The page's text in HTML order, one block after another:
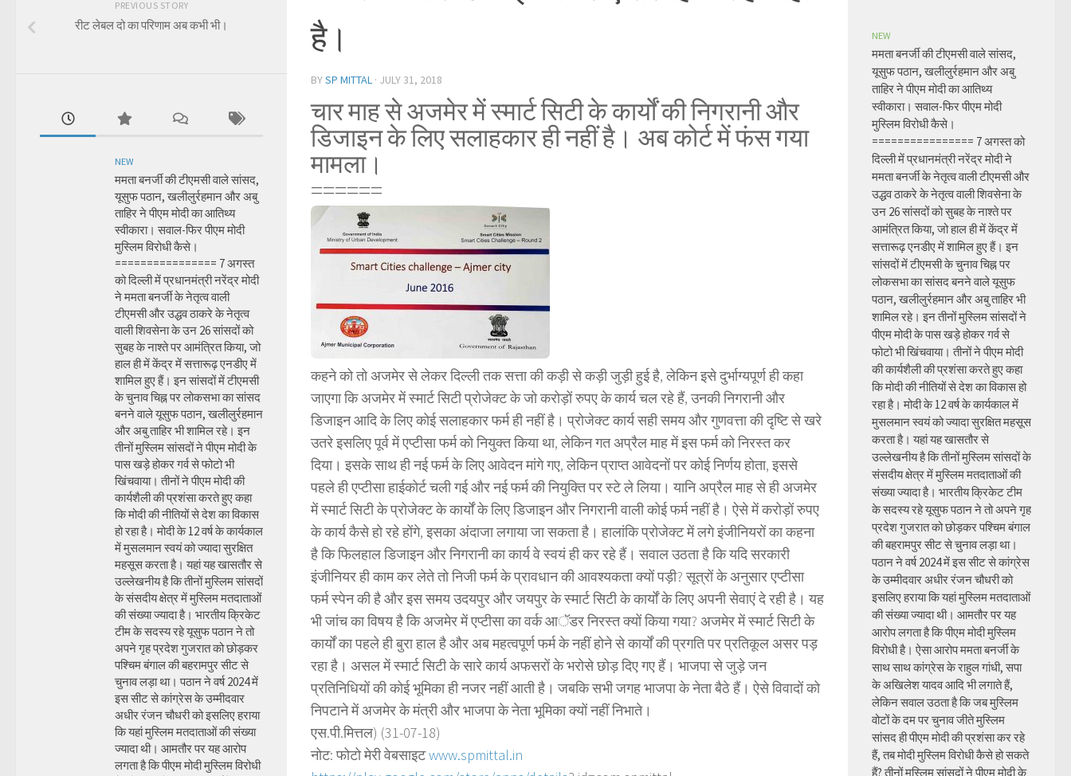
है।
BYSP MITTAL · JULY 31, 2018
चार माह से अजमेर में स्मार्ट सिटी के कार्यों की निगरानी और
डिजाइन के लिए सलाहकार ही नहीं है। अब कोर्ट में फंस गया
मामला।
======
कहने को तो अजमेर से लेकर दिल्ली तक सत्ता की कड़ी से कड़ी जुड़ी हुई है, लेकिन इसे दुर्भाग्यपूर्ण ही कहा
जाएगा कि अजमेर में स्मार्ट सिटी प्रोजेक्ट के जो करोड़ों रुपए के कार्य चल रहे हैं, उनकी निगरानी और
डिजाइन आदि के लिए कोई सलाहकार फर्म ही नहीं है। प्रोजेक्ट कार्य सही समय और गुणवत्ता की दृष्टि से खरे
उतरे इसलिए पूर्व में एप्टीसा फर्म को नियुक्त किया था, लेकिन गत अप्रैल माह में इस फर्म को निरस्त कर
दिया। इसके साथ ही नई फर्म के लिए आवेदन मांगे गए, लेकिन प्राप्त आवेदनों पर कोई निर्णय होता, इससे
पहले ही एप्टीसा हाईकोर्ट चली गई और नई फर्म की नियुक्ति पर स्टे ले लिया। यानि अप्रैल माह से ही अजमेर
में स्मार्ट सिटी के प्रोजेक्ट के कार्यों के लिए डिजाइन और निगरानी वाली कोई फर्म नहीं है। ऐसे में करोड़ों रुपए
के कार्य कैसे हो रहे होंगे, इसका अंदाजा लगाया जा सकता है। हालांकि प्रोजेक्ट में लगे इंजीनियरों का कहना
है कि फिलहाल डिजाइन और निगरानी का कार्य वे स्वयं ही कर रहे हैं। सवाल उठता है कि यदि सरकारी
इंजीनियर ही काम कर लेते तो निजी फर्म के प्रावधान की आवश्यकता क्यों पड़ी? सूत्रों के अनुसार एप्टीसा
फर्म स्पेन की है और इस समय उदयपुर और जयपुर के स्मार्ट सिटी के कार्यों के लिए अपनी सेवाएं दे रही है। यह
भी जांच का विषय है कि अजमेर में एप्टीसा का वर्क आॅडर निरस्त क्यों किया गया? अजमेर में स्मार्ट सिटी के
कार्यों का पहले ही बुरा हाल है और अब महत्वपूर्ण फर्म के नहीं होने से कार्यों की प्रगति पर प्रतिकूल असर पड़
रहा है। असल में स्मार्ट सिटी के सारे कार्य अफसरों के भरोसे छोड़ दिए गए हैं। भाजपा से जुड़े जन
प्रतिनिधियों की कोई भूमिका ही नजर नहीं आती है। जबकि सभी जगह भाजपा के नेता बैठे हैं। ऐसे विवादों को
निपटाने में अजमेर के मंत्री और भाजपा के नेता भूमिका क्यों नहीं निभाते।
एस.पी.मित्तल) (31-07-18)
नोट: फोटो मेरी वेबसाइटwww.spmittal.in
PREVIOUS STORY
रीट लेबल दो का परिणाम अब कभी भी।
NEW
ममता बनर्जी की टीएमसी वाले सांसद,
यूसुफ पठान, खलीलुर्रहमान और अबु
ताहिर ने पीएम मोदी का आतिथ्य
स्वीकारा। सवाल-फिर पीएम मोदी
मुस्लिम विरोधी कैसे।
================ 7 अगस्त
को दिल्ली में प्रधानमंत्री नरेंद्र मोदी
ने ममता बनर्जी के नेतृत्व वाली
टीएमसी और उद्धव ठाकरे के नेतृत्व
वाली शिवसेना के उन 26 सांसदों को
सुबह के नाश्ते पर आमंत्रित किया, जो
हाल ही में केंद्र में सत्तारूढ़ एनडीए में
शामिल हुए हैं। इन सांसदों में टीएमसी
के चुनाव चिह्न पर लोकसभा का सांसद
बनने वाले यूसुफ पठान, खलीलुर्रहमान
और अबु ताहिर भी शामिल रहे। इन
तीनों मुस्लिम सांसदों ने पीएम मोदी के
पास खड़े होकर गर्व से फोटो भी
खिंचवाया। तीनों ने पीएम मोदी की
कार्यशैली की प्रशंसा करते हुए कहा
कि मोदी की नीतियों से देश का विकास
हो रहा है। मोदी के 12 वर्ष के कार्यकाल
में मुसलमान स्वयं को ज्यादा सुरक्षित
महसूस करता है। यहां यह खासतौर से
उल्लेखनीय है कि तीनों मुस्लिम सांसदों
के संसदीय क्षेत्र में मुस्लिम मतदाताओं
की संख्या ज्यादा है। भारतीय क्रिकेट
टीम के सदस्य रहे यूसुफ पठान ने तो
अपने गृह प्रदेश गुजरात को छोड़कर
पश्चिम बंगाल की बहरामपुर सीट से
चुनाव लड़ा था। पठान ने वर्ष 2024 में
इस सीट से कांग्रेस के उम्मीदवार
अधीर रंजन चौधरी को इसलिए हराया
कि यहां मुस्लिम मतदाताओं की संख्या
ज्यादा थी। आमतौर पर यह आरोप
लगता है कि पीएम मोदी मुस्लिम विरोधी
NEW
ममता बनर्जी की टीएमसी वाले सांसद,
यूसुफ पठान, खलीलुर्रहमान और अबु
ताहिर ने पीएम मोदी का आतिथ्य
स्वीकारा। सवाल-फिर पीएम मोदी
मुस्लिम विरोधी कैसे।
================ 7 अगस्त को
दिल्ली में प्रधानमंत्री नरेंद्र मोदी ने
ममता बनर्जी के नेतृत्व वाली टीएमसी और
उद्धव ठाकरे के नेतृत्व वाली शिवसेना के
उन 26 सांसदों को सुबह के नाश्ते पर
आमंत्रित किया, जो हाल ही में केंद्र में
सत्तारूढ़ एनडीए में शामिल हुए हैं। इन
सांसदों में टीएमसी के चुनाव चिह्न पर
लोकसभा का सांसद बनने वाले यूसुफ
पठान, खलीलुर्रहमान और अबु ताहिर भी
शामिल रहे। इन तीनों मुस्लिम सांसदों ने
पीएम मोदी के पास खड़े होकर गर्व से
फोटो भी खिंचवाया। तीनों ने पीएम मोदी
की कार्यशैली की प्रशंसा करते हुए कहा
कि मोदी की नीतियों से देश का विकास हो
रहा है। मोदी के 12 वर्ष के कार्यकाल में
मुसलमान स्वयं को ज्यादा सुरक्षित महसूस
करता है। यहां यह खासतौर से
उल्लेखनीय है कि तीनों मुस्लिम सांसदों के
संसदीय क्षेत्र में मुस्लिम मतदाताओं की
संख्या ज्यादा है। भारतीय क्रिकेट टीम
के सदस्य रहे यूसुफ पठान ने तो अपने गृह
प्रदेश गुजरात को छोड़कर पश्चिम बंगाल
की बहरामपुर सीट से चुनाव लड़ा था।
पठान ने वर्ष 2024 में इस सीट से कांग्रेस
के उम्मीदवार अधीर रंजन चौधरी को
इसलिए हराया कि यहां मुस्लिम मतदाताओं
की संख्या ज्यादा थी। आमतौर पर यह
आरोप लगता है कि पीएम मोदी मुस्लिम
विरोधी है। ऐसा आरोप ममता बनर्जी के
साथ साथ कांग्रेस के राहुल गांधी, सपा
के अखिलेश यादव आदि भी लगाते हैं,
लेकिन सवाल उठता है कि जब मुस्लिम
वोटों के दम पर चुनाव जीते मुस्लिम
सांसद ही पीएम मोदी की प्रशंसा कर रहे
हैं, तब मोदी मुस्लिम विरोधी कैसे हो सकते
हैं? तीनों मुस्लिम सांसदों ने पीएम मोदी के